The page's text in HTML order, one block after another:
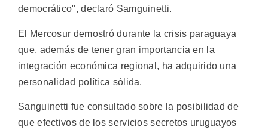
democrático", declaró Samguinetti.
El Mercosur demostró durante la crisis paraguaya
que, además de tener gran importancia en la
integración económica regional, ha adquirido una
personalidad política sólida.
Sanguinetti fue consultado sobre la posibilidad de
que efectivos de los servicios secretos uruguayos